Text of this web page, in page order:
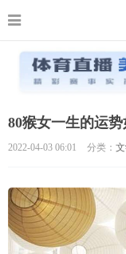
80猴女一生的运
2022-04-03 06:01 分类：